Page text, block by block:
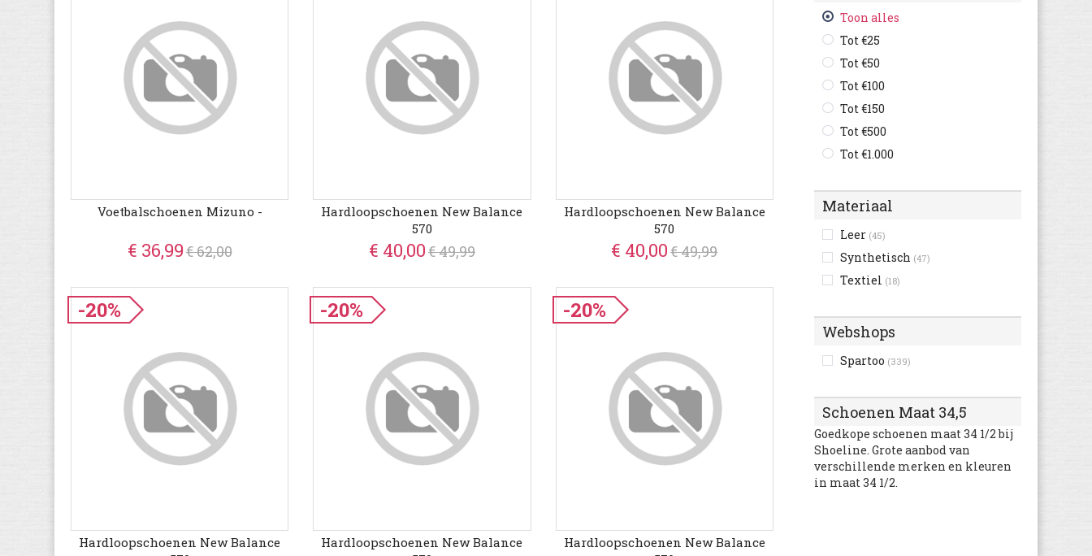
Toon alles
Tot €25
Tot €50
Tot €100
Tot €150
Tot €500
Tot €1.000
Materiaal
Leer (45)
Synthetisch (47)
Textiel (18)
Webshops
Spartoo (339)
Schoenen Maat 34,5
Goedkope schoenen maat 34 1/2 bij
Shoeline. Grote aanbod van
verschillende merken en kleuren
in maat 34 1/2.
Voetbalschoenen Mizuno -
€ 36,99€ 62,00
Hardloopschoenen New Balance
570
€ 40,00€ 49,99
Hardloopschoenen New Balance
570
€ 40,00€ 49,99
-20%
Hardloopschoenen New Balance
-20%
Hardloopschoenen New Balance
-20%
Hardloopschoenen New Balance